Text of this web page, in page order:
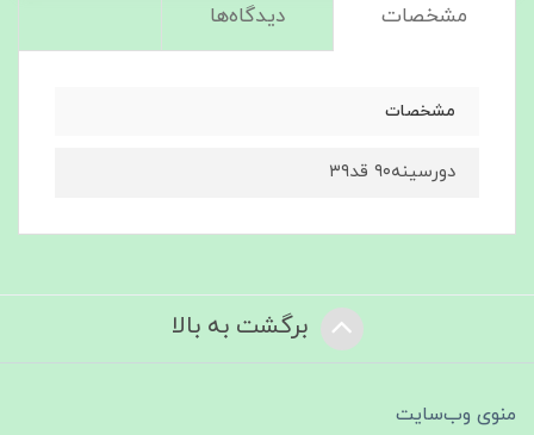
مشخصات دیدگاه‌ها
مشخصات
دورسینه۹۰ قد۳۹
برگشت به بالا
منوی وب‌سایت